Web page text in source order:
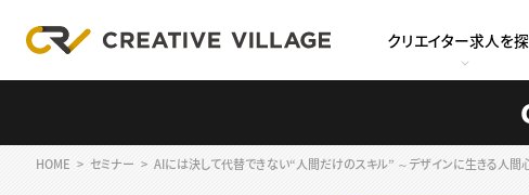
クリエイター求人を
HOME セミナー AIには決して代替できない“人間だけのスキル” ～デザインに生きる人間